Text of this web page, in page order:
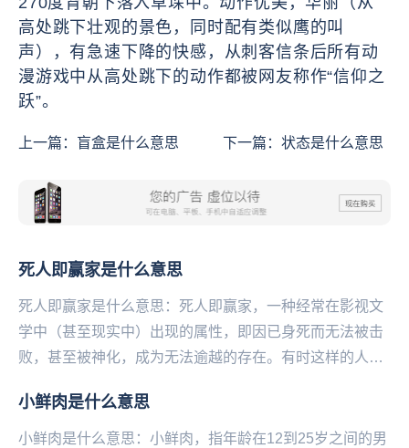
高处跳下壮观的景色，同时配有类似鹰的叫
声），有急速下降的快感，从刺客信条后所有动
漫游戏中从高处跳下的动作都被网友称作“信仰之
跃”。
上一篇： 盲盒是什么意思 下一篇：状态是什么意思
死人即赢家是什么意思
死人即赢家是什么意思：死人即赢家，一种经常在影视文
学中（甚至现实中）出现的属性，即因已身死而无法被击
败，甚至被神化，成为无法逾越的存在。有时这样的人物
记...
小鲜肉是什么意思
小鲜肉是什么意思：小鲜肉，指年龄在12到25岁之间的男